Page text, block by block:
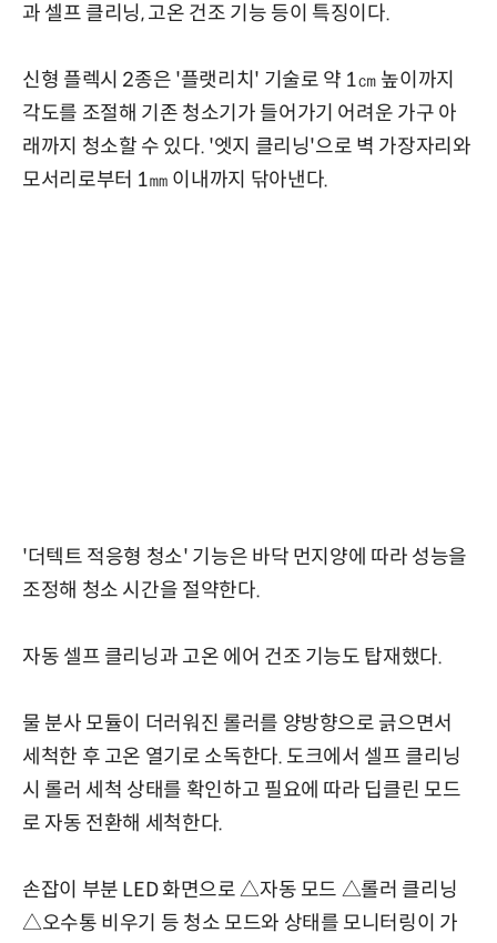
과 셀프 클리닝, 고온 건조 기능 등이 특징이다.
신형 플렉시 2종은 '플랫리치' 기술로 약 1㎝ 높이까지
각도를 조절해 기존 청소기가 들어가기 어려운 가구 아
래까지 청소할 수 있다. '엣지 클리닝'으로 벽 가장자리와
모서리로부터 1㎜ 이내까지 닦아낸다.
'더텍트 적응형 청소' 기능은 바닥 먼지양에 따라 성능을
조정해 청소 시간을 절약한다.
자동 셀프 클리닝과 고온 에어 건조 기능도 탑재했다.
물 분사 모듈이 더러워진 롤러를 양방향으로 긁으면서
세척한 후 고온 열기로 소독한다. 도크에서 셀프 클리닝
시 롤러 세척 상태를 확인하고 필요에 따라 딥클린 모드
로 자동 전환해 세척한다.
손잡이 부분 LED 화면으로 △자동 모드 △롤러 클리닝
△오수통 비우기 등 청소 모드와 상태를 모니터링이 가